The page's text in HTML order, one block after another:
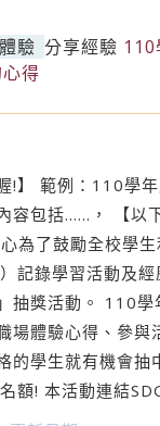
驗 分享經驗 110
得
!】 範例：110學
容包括......， 【以
為了鼓勵全校學
記錄學習活動及經
抽獎活動。 110
場體驗心得、參與
的學生就有機會抽
額! 本活動連結